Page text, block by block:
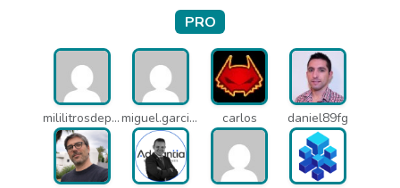
PRO
mililitrosdeperfume_lao miguel.garcia_l25 carlos daniel89fg